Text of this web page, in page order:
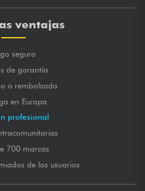
ventajas
seguro
de garantía
o rembolsado
en Europa
profesional
700 marcas
de los usuarios